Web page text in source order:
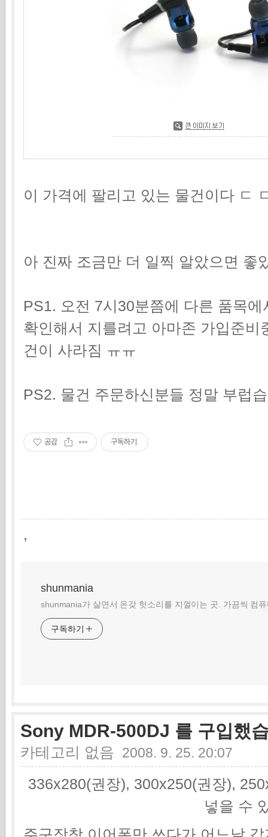
이 가격에 팔리고 있는 물건이다 ㄷ
아 진짜 조금만 더 일찍 알았으면 좋
PS1. 오전 7시30분쯤에 다른 품목
확인해서 지를려고 아마존 가입준
건이 사라짐 ㅠㅠ
PS2. 물건 주문하신분들 정말 부럽
공감 구독하기
,
shunmania
shunmania가 살면서 온갖 헛소리를 지껄이는 곳. 가끔씩 컴
구독하기
Sony MDR-500DJ 를 구입했
카테고리 없음 2008. 9. 25. 20:07
336x280(권장), 300x250(권장),
넣을 수